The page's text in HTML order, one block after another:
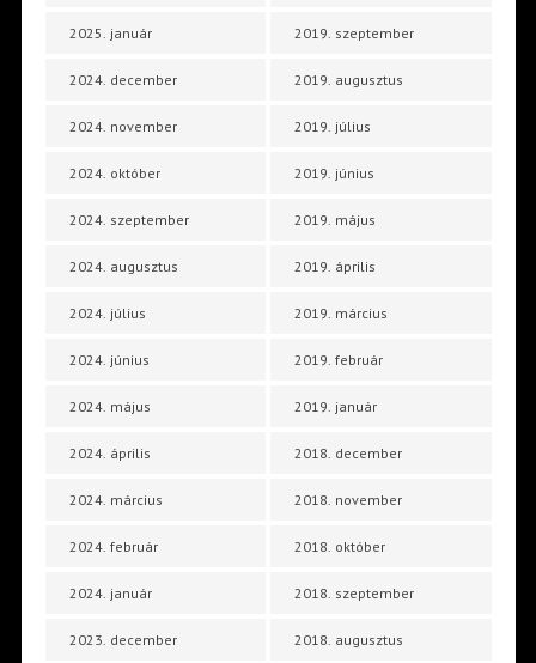
2025. január
2024. december
2024. november
2024. október
2024. szeptember
2024. augusztus
2024. július
2024. június
2024. május
2024. április
2024. március
2024. február
2024. január
2023. december
2019. szeptember
2019. augusztus
2019. július
2019. június
2019. május
2019. április
2019. március
2019. február
2019. január
2018. december
2018. november
2018. október
2018. szeptember
2018. augusztus